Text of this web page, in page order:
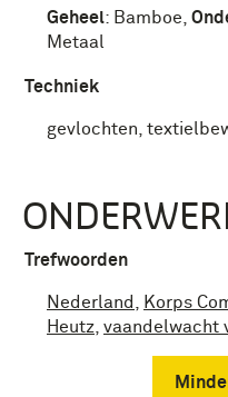
Geheel: Bamboe
Metaal
Techniek
gevlochten,
Trefwoorden
Nederland Korps
Heutz vaandelwacht